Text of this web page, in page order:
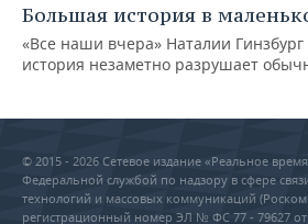
Большая история в
«Все наши вчера» Наталии
история незаметно разрушает
© 2015 - 2026 Сетевое издание «Реальное
Федеральной службой по надзору в сфере
технологий и массовых коммуникаций
регистрационный номер ЭЛ № ФС 77 - 79627 от